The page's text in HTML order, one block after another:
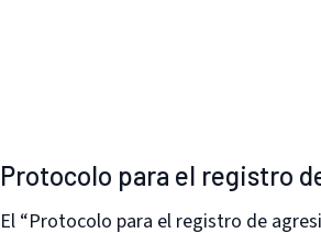
Protocolo para el registro
El “Protocolo para el registro de